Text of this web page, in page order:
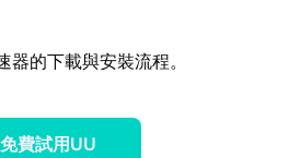
的下載與安裝流程。
費試用UU